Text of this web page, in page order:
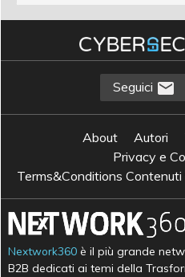
Seguici
About Autori
Privacy e
Terms&Conditions Contenuti
Nextwork360 è il più grande
B2B dedicati ai temi della